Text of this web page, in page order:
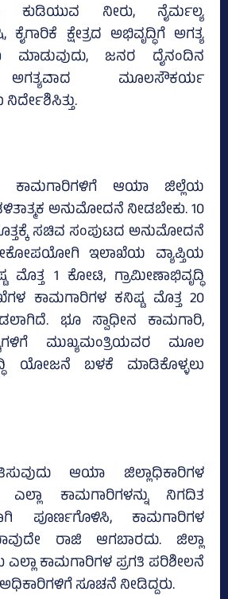
ಕುಡಿಯುವ ನೀರು, ನೈರ್ಮಲ್ಯ
ಕೈಗಾರಿಕೆ ಕ್ಷೇತ್ರದ ಅಭಿವೃದ್ಧಿಗೆ ಅಗತ್ಯ
ಮಾಡುವುದು, ಜನರ ದೈನಂದಿನ
ಮೂಲಸೌಕರ್ಯ
ಕಾಮಗಾರಿಗಳಿಗೆ ಆಯಾ ಜಿಲ್ಲೆಯ
ಅನುಮೋದನೆ ನೀಡಬೇಕು. 10
ಸಚಿವ ಸಂಪುಟದ ಅನುಮೋದನೆ
ಇಲಾಖೆಯ ವ್ಯಾಪ್ತಿಯ
ಮೊತ್ತ 1 ಕೋಟಿ, ಗ್ರಾಮೀಣಾಭಿವೃದ್ಧಿ
ಕಾಮಗಾರಿಗಳ ಕನಿಷ್ಟ ಮೊತ್ತ 20
ಭೂ ಸ್ವಾಧೀನ ಕಾಮಗಾರಿ,
ಮುಖ್ಯಮಂತ್ರಿಯವರ ಮೂಲ
ಯೋಜನೆ ಬಳಕೆ ಮಾಡಿಕೊಳ್ಳಲು
ಆಯಾ ಜಿಲ್ಲಾಧಿಕಾರಿಗಳ
ಎಲ್ಲಾ ಕಾಮಗಾರಿಗಳನ್ನು ನಿಗದಿತ
ಪೂರ್ಣಗೊಳಿಸಿ, ಕಾಮಗಾರಿಗಳ
ರಾಜಿ ಆಗಬಾರದು. ಜಿಲ್ಲಾ
ಕಾಮಗಾರಿಗಳ ಪ್ರಗತಿ ಪರಿಶೀಲನೆ
ಸೂಚನೆ ನೀಡಿದ್ದರು.